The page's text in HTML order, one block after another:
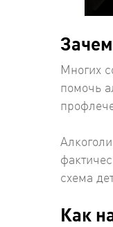
Многих
помочь
схема
Как